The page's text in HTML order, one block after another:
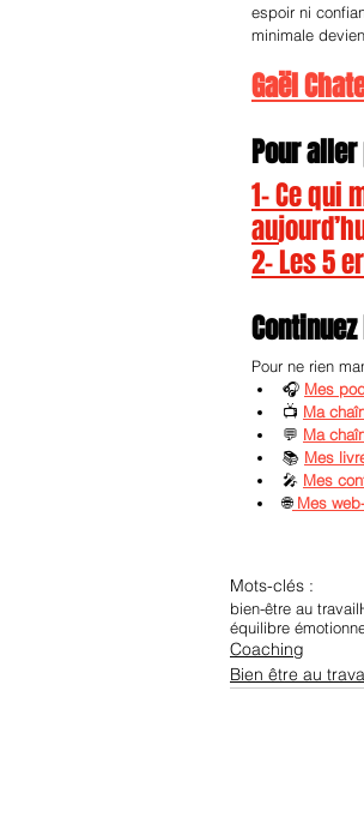
espoir ni
minimale
Gaël
Pour
1- Ce qui
2- Les 5
Pour ne rien
🎧 Mes
📺 Ma
💬 Ma
📚 Mes
🎤 Mes
🌐 Mes
Mots-clés :
bien-être au travail
équilibre
Coaching
Bien être au